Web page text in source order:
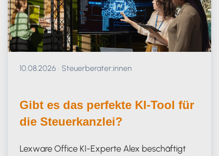
Veröffentlicht am 10.08.2026
10.08.2026 · Steuerberater:innen
Gibt es das perfekte KI-Tool für
die Steuerkanzlei?
Lexware Office KI-Experte Alex beschäftigt